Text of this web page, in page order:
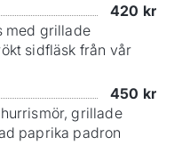
420 kr
med grillade
sidfläsk från vår
450 kr
grillade
paprika padron